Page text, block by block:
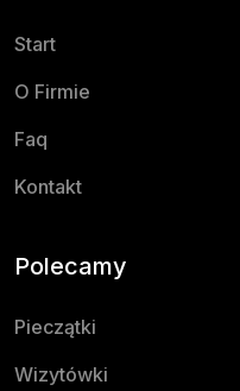
Start
O Firmie
Faq
Kontakt
Polecamy
Pieczątki
Wizytówki